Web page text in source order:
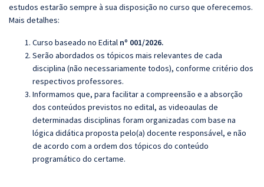
estudos estarão sempre à sua disposição no curso que oferecemos.
Mais detalhes:
Curso baseado no Edital nº 001/2026.
Serão abordados os tópicos mais relevantes de cada
disciplina (não necessariamente todos), conforme critério dos
respectivos professores.
Informamos que, para facilitar a compreensão e a absorção
dos conteúdos previstos no edital, as videoaulas de
determinadas disciplinas foram organizadas com base na
lógica didática proposta pelo(a) docente responsável, e não
de acordo com a ordem dos tópicos do conteúdo
programático do certame.